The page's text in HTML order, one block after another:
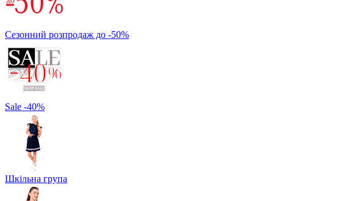
Сезонний розпродаж до -50%
Sale -40%
Шкільна група